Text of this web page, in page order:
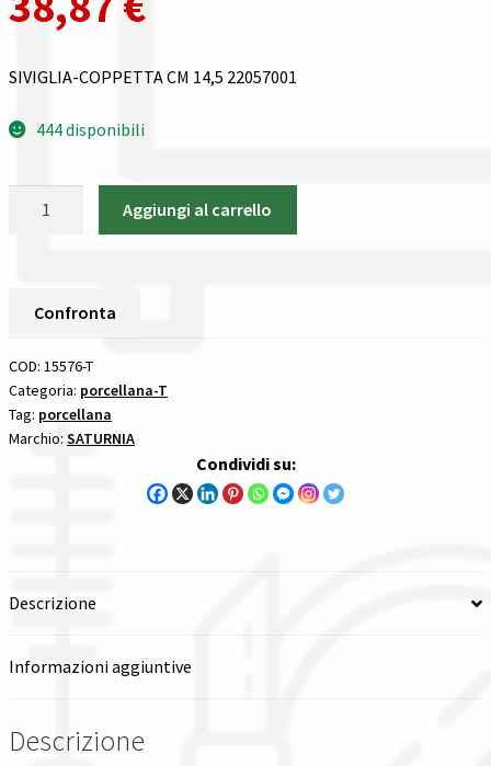
Gestione resi
Guida all’utilizzo del sito
Pagamenti
Privacy policy
I nostri negozi
Riepilogo ordine
SIVIGLIA-COPPETTA CM 14,5 22057001
444 disponibili
22057001
porcellana
12
pezzi
quantità
Aggiungi al carrello
Confronta
COD: 15576-T
Categoria: porcellana-T
Tag: porcellana
Marchio: SATURNIA
Condividi su:
Descrizione
Informazioni aggiuntive
Descrizione